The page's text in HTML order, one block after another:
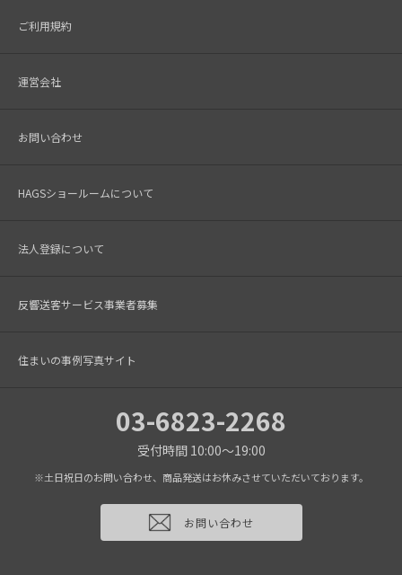
ご利用規約
運営会社
お問い合わせ
HAGSショールームについて
法人登録について
反響送客サービス事業者募集
住まいの事例写真サイト
03-6823-2268
受付時間 10:00～19:00
※土日祝日のお問い合わせ、商品発送はお休みさせていただいております。
お問い合わせ